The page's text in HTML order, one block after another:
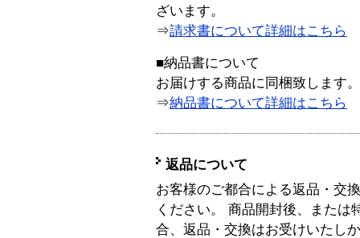
ざいます。
⇒請求書について詳細はこちら
■納品書について
お届けする商品に同梱致します。
⇒納品書について詳細はこちら
返品について
お客様のご都合による返品・交
ください。 商品開封後、または
合、返品・交換はお受けいたし